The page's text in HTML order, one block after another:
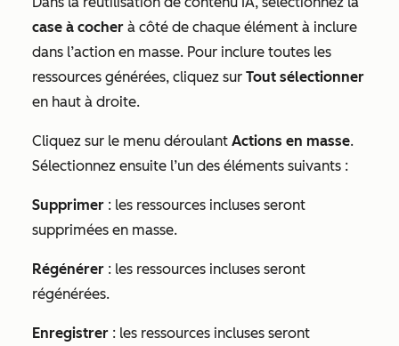
case à cocher à côté de chaque élément à inclure
dans l’action en masse. Pour inclure toutes les
ressources générées, cliquez sur Tout sélectionner
en haut à droite.
Cliquez sur le menu déroulant Actions en masse.
Sélectionnez ensuite l’un des éléments suivants :
Supprimer : les ressources incluses seront
supprimées en masse.
Régénérer : les ressources incluses seront
régénérées.
Enregistrer : les ressources incluses seront